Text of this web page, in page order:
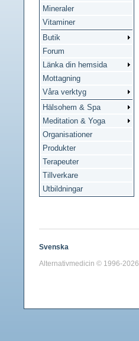
Mineraler
Vitaminer
Butik
Forum
Länka din hemsida
Mottagning
Våra verktyg
Hälsohem & Spa
Meditation & Yoga
Organisationer
Produkter
Terapeuter
Tillverkare
Utbildningar
Svenska
Alternativmedicin © 1996-2026